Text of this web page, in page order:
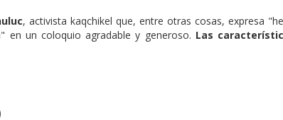
, activista kaqchikel que, entre otras cosas, expresa
en un coloquio agradable y generoso. Las